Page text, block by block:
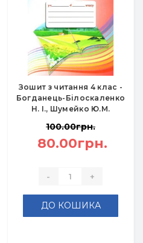
Зошит з читання 4 клас -
Богданець-Білоскаленко
Н. І., Шумейко Ю.М.
100.00грн.
80.00грн.
- +
ДО КОШИКА